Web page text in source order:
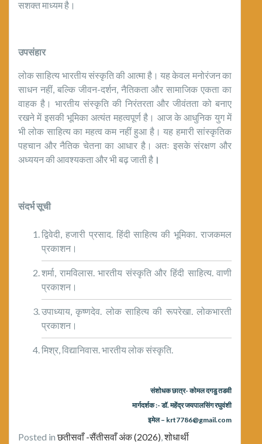
सशक्त माध्यम है।
उपसंहार
लोक साहित्य भारतीय संस्कृति की आत्मा है। यह केवल मनोरंजन का
साधन नहीं, बल्कि जीवन-दर्शन, नैतिकता और सामाजिक एकता का
वाहक है। भारतीय संस्कृति की निरंतरता और जीवंतता को बनाए
रखने में इसकी भूमिका अत्यंत महत्वपूर्ण है। आज के आधुनिक युग में
भी लोक साहित्य का महत्व कम नहीं हुआ है। यह हमारी सांस्कृतिक
पहचान और नैतिक चेतना का आधार है। अतः इसके संरक्षण और
अध्ययन की आवश्यकता और भी बढ़ जाती है ।
संदर्भ सूची
द्विवेदी, हजारी प्रसाद. हिंदी साहित्य की भूमिका. राजकमल
प्रकाशन।
शर्मा, रामविलास. भारतीय संस्कृति और हिंदी साहित्य. वाणी
प्रकाशन।
उपाध्याय, कृष्णदेव. लोक साहित्य की रूपरेखा. लोकभारती
प्रकाशन।
मिश्र, विद्यानिवास. भारतीय लोक संस्कृति.
संशोधक छात्र-कोमल दगडु तडवी
मार्गदर्शक :- डॉ. महेंद्र जयपालसिंग रघुवंशी
इमेल– krt7786@gmail.com
Posted inछतीसवाँ -सैंतीसवाँ अंक (2026) ,शोधार्थी